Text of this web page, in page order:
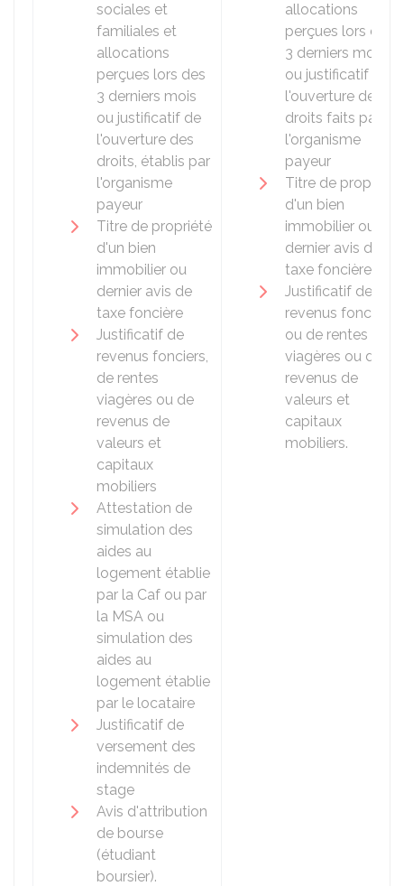
sociales et
familiales et
allocations
perçues lors des
3 derniers mois
ou justificatif de
l'ouverture des
droits, établis par
l'organisme
payeur
Titre de propriété
d'un bien
immobilier ou
dernier avis de
taxe foncière
Justificatif de
revenus fonciers,
de rentes
viagères ou de
revenus de
valeurs et
capitaux
mobiliers
Attestation de
simulation des
aides au
logement établie
par la Caf ou par
la MSA ou
simulation des
aides au
logement établie
par le locataire
Justificatif de
versement des
indemnités de
stage
Avis d'attribution
de bourse
(étudiant
boursier).
allocations
perçues lors des
3 derniers mois
ou justificatif de
l'ouverture des
droits faits par
l'organisme
payeur
Titre de propriété
d'un bien
immobilier ou
dernier avis de
taxe foncière
Justificatif de
revenus fonciers,
ou de rentes
viagères ou de
revenus de
valeurs et
capitaux
mobiliers.